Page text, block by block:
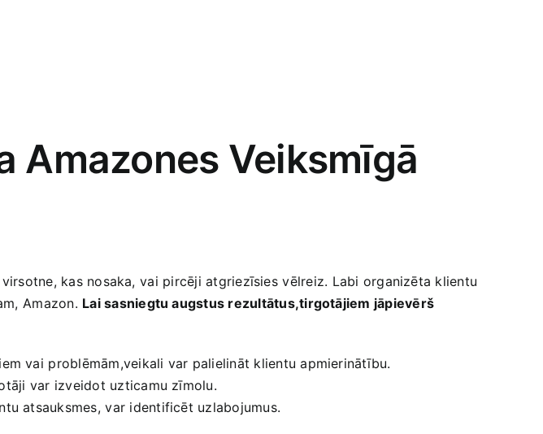
Amazones Veiksmīgā
kas nosaka,⁣ vai pircēji atgriezīsies ⁣vēlreiz. Labi organizēta klientu
⁣Amazon.‍ Lai sasniegtu augstus ‌rezultātus,tirgotājiem jāpievērš
vai⁤ problēmām,veikali var palielināt klientu apmierinātību.
var ⁣izveidot uzticamu zīmolu.
atsauksmes, ⁤var​ identificēt uzlabojumus.